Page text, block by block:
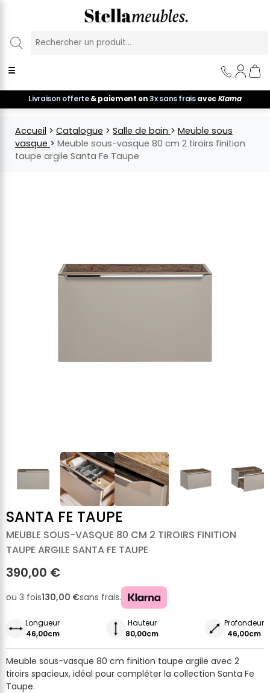
☰
Livraison offerte& paiement en3x sans fraisavecKlarna
Accueil > Catalogue > Salle de bain > Meuble sous
vasque > Meuble sous-vasque 80 cm 2 tiroirs finition
taupe argile Santa Fe Taupe
SANTA FE TAUPE
MEUBLE SOUS-VASQUE 80 CM 2 TIROIRS FINITION
TAUPE ARGILE SANTA FE TAUPE
390,00 €
ou 3 fois130,00 €sans frais.
Longueur
46,00cm
Hauteur
80,00cm
Profondeur
46,00cm
Meuble sous-vasque 80 cm finition taupe argile avec 2
tiroirs spacieux, idéal pour compléter la collection Santa Fe
Taupe.
Panneau de gestion des cookies